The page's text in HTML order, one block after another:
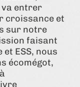
va entrer
croissance et
sur notre
faisant
ESS, nous
écomégot,